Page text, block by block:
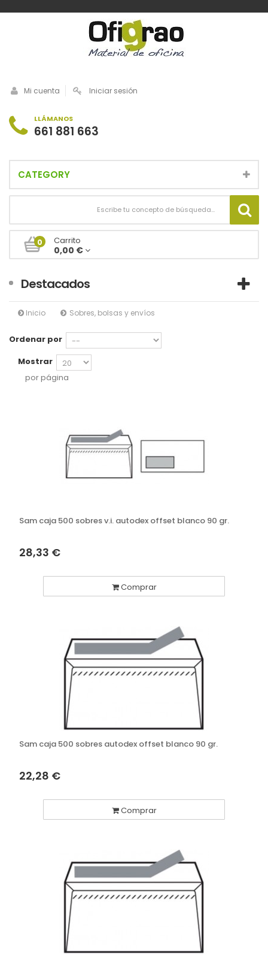
Mi cuenta Iniciar sesión
LLÁMANOS
661 881 663
CATEGORY
0 Carrito
0,00 €
Destacados
Inicio Sobres, bolsas y envíos
Ordenar por
Mostrar
por página
Sam caja 500 sobres v.i. autodex offset blanco 90 gr.
28,33 €
Comprar
Sam caja 500 sobres autodex offset blanco 90 gr.
22,28 €
Comprar